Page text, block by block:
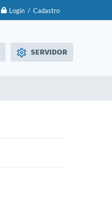
Login / Cadastro
SERVIDOR